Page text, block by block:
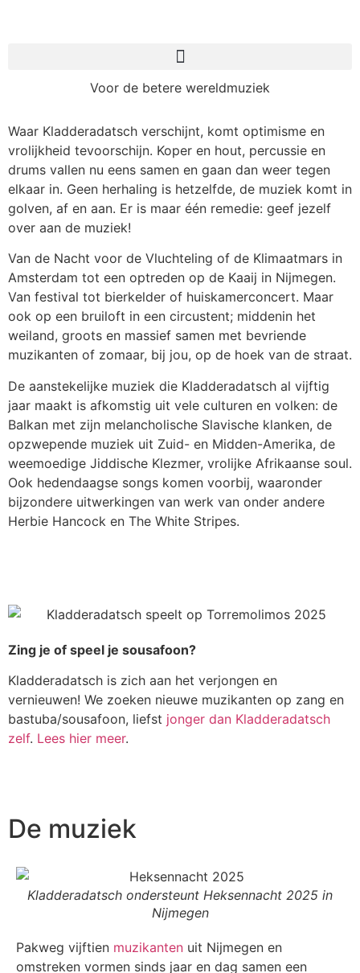
Voor de betere wereldmuziek
Waar Kladderadatsch verschijnt, komt optimisme en
vrolijkheid tevoorschijn. Koper en hout, percussie en
drums vallen nu eens samen en gaan dan weer tegen
elkaar in. Geen herhaling is hetzelfde, de muziek komt in
golven, af en aan. Er is maar één remedie: geef jezelf
over aan de muziek!
Van de Nacht voor de Vluchteling of de Klimaatmars in
Amsterdam tot een optreden op de Kaaij in Nijmegen.
Van festival tot bierkelder of huiskamerconcert. Maar
ook op een bruiloft in een circustent; middenin het
weiland, groots en massief samen met bevriende
muzikanten of zomaar, bij jou, op de hoek van de straat.
De aanstekelijke muziek die Kladderadatsch al vijftig
jaar maakt is afkomstig uit vele culturen en volken: de
Balkan met zijn melancholische Slavische klanken, de
opzwepende muziek uit Zuid- en Midden-Amerika, de
weemoedige Jiddische Klezmer, vrolijke Afrikaanse soul.
Ook hedendaagse songs komen voorbij, waaronder
bijzondere uitwerkingen van werk van onder andere
Herbie Hancock en The White Stripes.
Zing je of speel je sousafoon?
Kladderadatsch is zich aan het verjongen en
vernieuwen! We zoeken nieuwe muzikanten op zang en
bastuba/sousafoon, liefst jonger dan Kladderadatsch
zelf. Lees hier meer.
De muziek
Kladderadatsch ondersteunt Heksennacht 2025 in
Nijmegen
Pakweg vijftien muzikanten uit Nijmegen en
omstreken vormen sinds jaar en dag samen een